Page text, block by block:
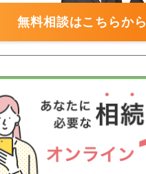
無料相談はこちらから